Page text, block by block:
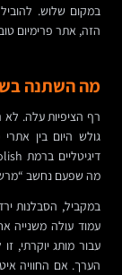
במקום שלוש.
הזה, אתר פרימיום
מה השתנה
רף הציפיות עלה.
גולש היום בין
מה שפעם נחשב
עמוד עולה משנייה
עבור מותג יוקרתי,
הערך. אם החוויה